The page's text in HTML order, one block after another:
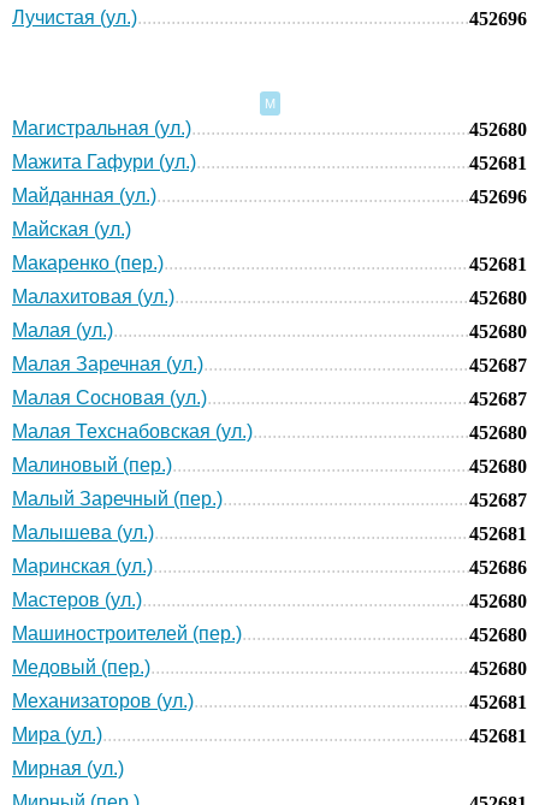
Лучистая (ул.)
452696
М
Магистральная (ул.)
452680
Мажита Гафури (ул.)
452681
Майданная (ул.)
452696
Майская (ул.)
Макаренко (пер.)
452681
Малахитовая (ул.)
452680
Малая (ул.)
452680
Малая Заречная (ул.)
452687
Малая Сосновая (ул.)
452687
Малая Техснабовская (ул.)
452680
Малиновый (пер.)
452680
Малый Заречный (пер.)
452687
Малышева (ул.)
452681
Маринская (ул.)
452686
Мастеров (ул.)
452680
Машиностроителей (пер.)
452680
Медовый (пер.)
452680
Механизаторов (ул.)
452681
Мира (ул.)
452681
Мирная (ул.)